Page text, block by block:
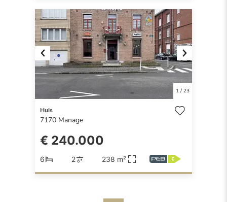
Previous Next
1/ 23
Huis
7170 Manage
€ 240.000
6 2 238 m²